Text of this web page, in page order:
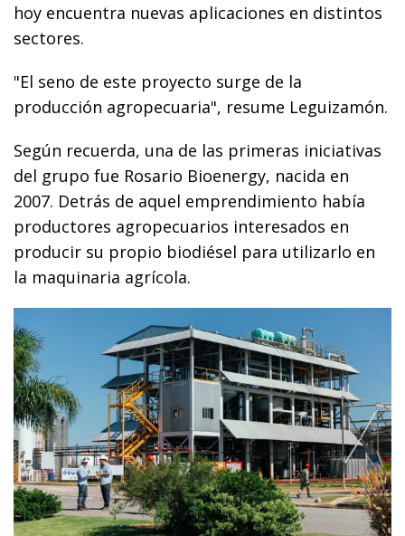
hoy encuentra nuevas aplicaciones en distintos
sectores.
"El seno de este proyecto surge de la
producción agropecuaria", resume Leguizamón.
Según recuerda, una de las primeras iniciativas
del grupo fue Rosario Bioenergy, nacida en
2007. Detrás de aquel emprendimiento había
productores agropecuarios interesados en
producir su propio biodiésel para utilizarlo en
la maquinaria agrícola.